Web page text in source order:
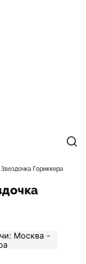
Гориккера